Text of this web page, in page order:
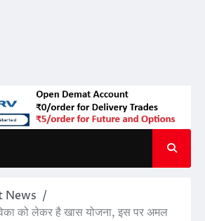
News
को लेकर है खास योजना, इस पर अमल